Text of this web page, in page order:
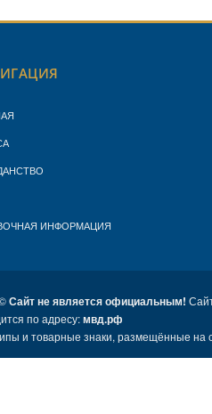
ИНФОРМАЦИЯ
Сайт не является официальным!
по адресу:мвд.рф
и товарные знаки, размещённые на